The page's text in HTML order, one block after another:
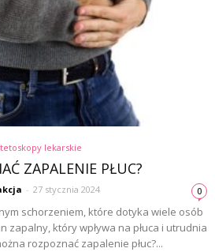
lekarskie
ZAPALENIE PŁUC?
- 27 stycznia 2024 0
schorzeniem, które dotyka wiele osób
zapalny, który wpływa na płuca i utrudnia
rozpoznać zapalenie płuc?...